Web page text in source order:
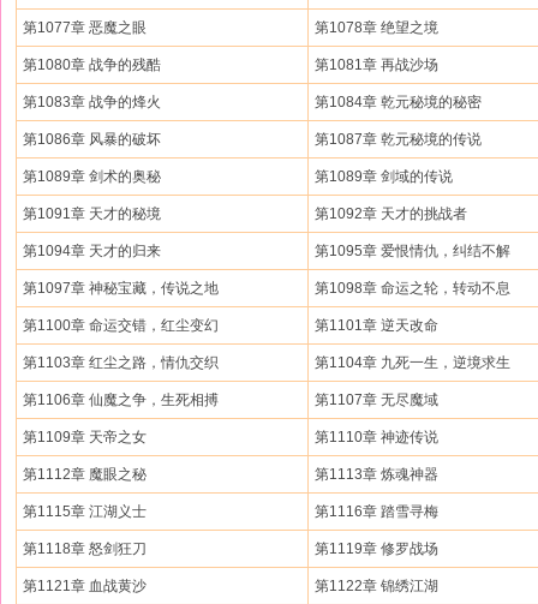
第1077章 恶魔之眼 第1078章 绝望之境
第1080章 战争的残酷 第1081章 再战沙场
第1083章 战争的烽火 第1084章 乾元秘境的秘密
第1086章 风暴的破坏 第1087章 乾元秘境的传说
第1089章 剑术的奥秘 第1089章 剑域的传说
第1091章 天才的秘境 第1092章 天才的挑战者
第1094章 天才的归来 第1095章 爱恨情仇，纠结不解
第1097章 神秘宝藏，传说之地 第1098章 命运之轮，转动不息
第1100章 命运交错，红尘变幻 第1101章 逆天改命
第1103章 红尘之路，情仇交织 第1104章 九死一生，逆境求生
第1106章 仙魔之争，生死相搏 第1107章 无尽魔域
第1109章 天帝之女 第1110章 神迹传说
第1112章 魔眼之秘 第1113章 炼魂神器
第1115章 江湖义士 第1116章 踏雪寻梅
第1118章 怒剑狂刀 第1119章 修罗战场
第1121章 血战黄沙 第1122章 锦绣江湖